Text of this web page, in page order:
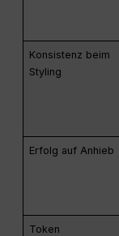
Konsistenz beim
Styling
Erfolg auf Anhieb
Token